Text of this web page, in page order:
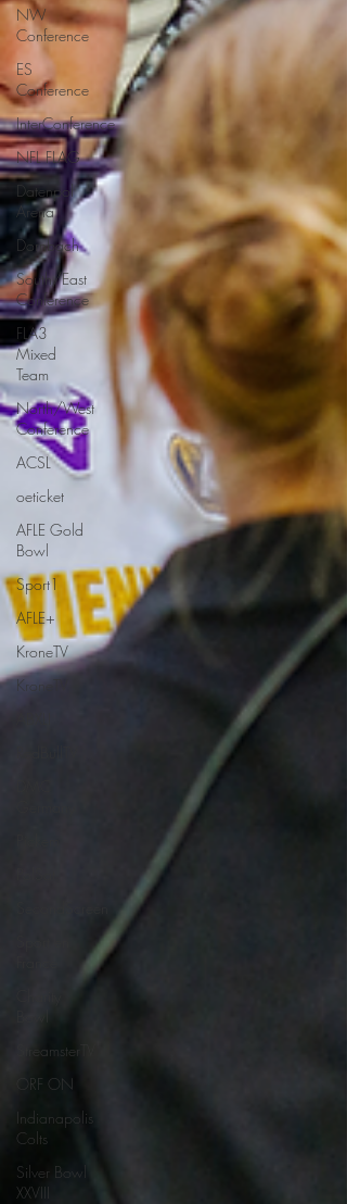
NW
Conference
ES
Conference
InterConference
NFL FLAG
Datenpol
Arena
Dornbach
South/East
Conference
FLA3
Mixed
Team
North/West
Conference
ACSL
oeticket
AFLE Gold
Bowl
Sport1
AFLE+
KroneTV
KroneTV
StreamsterTV
ORF ON
Indianapolis
Colts
Silver Bowl
XXVIII